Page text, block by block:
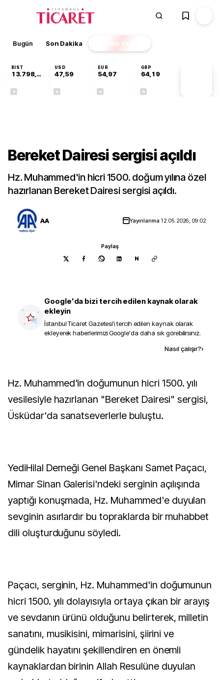
Bugün Son Dakika Finans EKSTRA
BIST
13.798,82
USD
47,59
EUR
54,97
GBP
64,19
Bereket Dairesi sergisi açıldı
Hz. Muhammed'in hicri 1500. doğum yılına özel
hazırlanan Bereket Dairesi sergisi açıldı.
AA Yayınlanma 12.05.2026, 09:02
Paylaş
N
Google'da bizi tercih edilen kaynak olarak
ekleyin
İstanbul Ticaret Gazetesi'i tercih edilen kaynak olarak
ekleyerek haberlerimizi Google'da daha sık görebilirsiniz.
Nasıl çalışır?›
Hz. Muhammed'in doğumunun hicri 1500. yılı
vesilesiyle hazırlanan "Bereket Dairesi" sergisi,
Üsküdar'da sanatseverlerle buluştu.
YediHilal Derneği Genel Başkanı Samet Paçacı,
Mimar Sinan Galerisi'ndeki serginin açılışında
yaptığı konuşmada, Hz. Muhammed'e duyulan
sevginin asırlardır bu topraklarda bir muhabbet
dili oluşturduğunu söyledi.
Paçacı, serginin, Hz. Muhammed'in doğumunun
hicri 1500. yılı dolayısıyla ortaya çıkan bir arayış
ve sevdanın ürünü olduğunu belirterek, milletin
sanatını, musikisini, mimarisini, şiirini ve
gündelik hayatını şekillendiren en önemli
kaynaklardan birinin Allah Resulüne duyulan